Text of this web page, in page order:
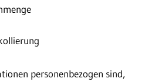
personenbezogen sind,